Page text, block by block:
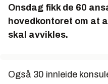
mobiltelefoner.
EMP slo seg sammen
2009, og ST-Ericsson
i kjølvannet av
Onsdag fikk de 60
hovedkontoret om at
skal avvikles.
Også 30 innleide